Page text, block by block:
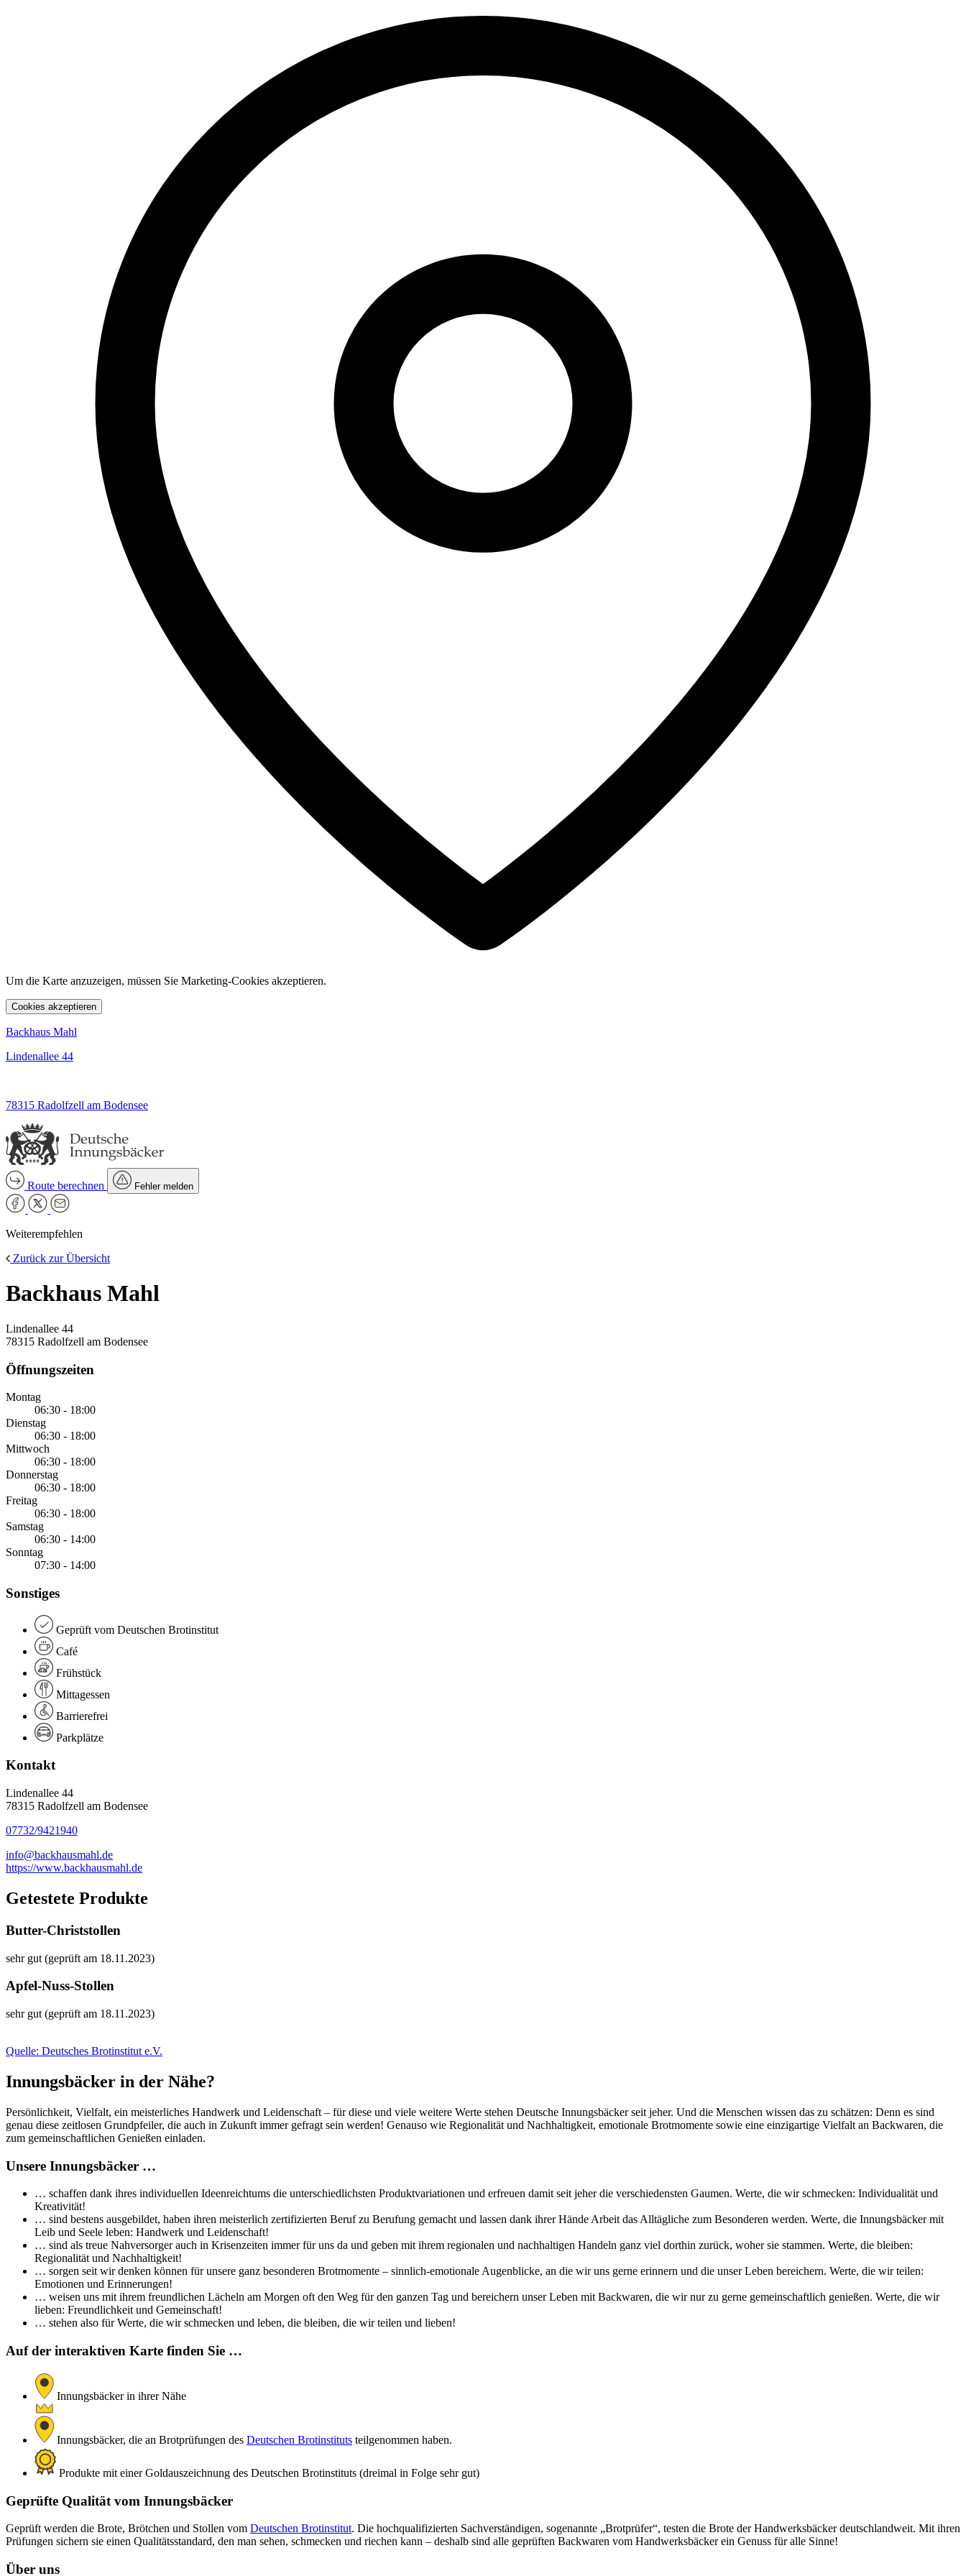
Um die Karte anzuzeigen, müssen Sie Marketing-Cookies akzeptieren.
Cookies akzeptieren
Backhaus Mahl
Lindenallee 44
78315 Radolfzell am Bodensee
Route berechnen Fehler melden
Weiterempfehlen
Zurück zur Übersicht
Backhaus Mahl
Lindenallee 44
78315 Radolfzell am Bodensee
Öffnungszeiten
Montag
06:30 - 18:00
Dienstag
06:30 - 18:00
Mittwoch
06:30 - 18:00
Donnerstag
06:30 - 18:00
Freitag
06:30 - 18:00
Samstag
06:30 - 14:00
Sonntag
07:30 - 14:00
Sonstiges
Geprüft vom Deutschen Brotinstitut
Café
Frühstück
Mittagessen
Barrierefrei
Parkplätze
Kontakt
Lindenallee 44
78315 Radolfzell am Bodensee
07732/9421940
info@backhausmahl.de
https://www.backhausmahl.de
Getestete Produkte
Butter-Christstollen
sehr gut (geprüft am 18.11.2023)
Apfel-Nuss-Stollen
sehr gut (geprüft am 18.11.2023)
Quelle: Deutsches Brotinstitut e.V.
Innungsbäcker in der Nähe?
Persönlichkeit, Vielfalt, ein meisterliches Handwerk und Leidenschaft – für diese und viele weitere Werte stehen Deutsche Innungsbäcker seit jeher. Und die Menschen wissen das zu schätzen: Denn es sind
genau diese zeitlosen Grundpfeiler, die auch in Zukunft immer gefragt sein werden! Genauso wie Regionalität und Nachhaltigkeit, emotionale Brotmomente sowie eine einzigartige Vielfalt an Backwaren, die
zum gemeinschaftlichen Genießen einladen.
Unsere Innungsbäcker …
… schaffen dank ihres individuellen Ideenreichtums die unterschiedlichsten Produktvariationen und erfreuen damit seit jeher die verschiedensten Gaumen. Werte, die wir schmecken: Individualität und
Kreativität!
… sind bestens ausgebildet, haben ihren meisterlich zertifizierten Beruf zu Berufung gemacht und lassen dank ihrer Hände Arbeit das Alltägliche zum Besonderen werden. Werte, die Innungsbäcker mit
Leib und Seele leben: Handwerk und Leidenschaft!
… sind als treue Nahversorger auch in Krisenzeiten immer für uns da und geben mit ihrem regionalen und nachhaltigen Handeln ganz viel dorthin zurück, woher sie stammen. Werte, die bleiben:
Regionalität und Nachhaltigkeit!
… sorgen seit wir denken können für unsere ganz besonderen Brotmomente – sinnlich-emotionale Augenblicke, an die wir uns gerne erinnern und die unser Leben bereichern. Werte, die wir teilen:
Emotionen und Erinnerungen!
… weisen uns mit ihrem freundlichen Lächeln am Morgen oft den Weg für den ganzen Tag und bereichern unser Leben mit Backwaren, die wir nur zu gerne gemeinschaftlich genießen. Werte, die wir
lieben: Freundlichkeit und Gemeinschaft!
… stehen also für Werte, die wir schmecken und leben, die bleiben, die wir teilen und lieben!
Auf der interaktiven Karte finden Sie …
Innungsbäcker in ihrer Nähe
Innungsbäcker, die an Brotprüfungen des Deutschen Brotinstituts teilgenommen haben.
Produkte mit einer Goldauszeichnung des Deutschen Brotinstituts (dreimal in Folge sehr gut)
Geprüfte Qualität vom Innungsbäcker
Geprüft werden die Brote, Brötchen und Stollen vom Deutschen Brotinstitut. Die hochqualifizierten Sachverständigen, sogenannte „Brotprüfer“, testen die Brote der Handwerksbäcker deutschlandweit. Mit ihren
Prüfungen sichern sie einen Qualitätsstandard, den man sehen, schmecken und riechen kann – deshalb sind alle geprüften Backwaren vom Handwerksbäcker ein Genuss für alle Sinne!
Über uns